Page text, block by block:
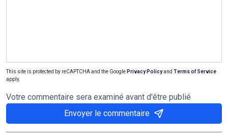
This site is protected by reCAPTCHA and the Google Privacy Policyand Terms of Service
apply.
Votre commentaire sera examiné avant d'être publié
Envoyer le commentaire